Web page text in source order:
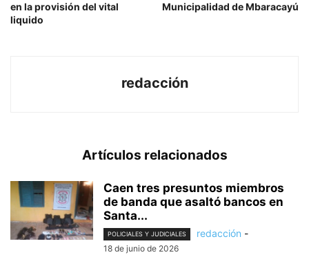
en la provisión del vital
liquido
Municipalidad de Mbaracayú
redacción
Artículos relacionados
Caen tres presuntos miembros
de banda que asaltó bancos en
Santa...
POLICIALES Y JUDICIALES redacción -
18 de junio de 2026